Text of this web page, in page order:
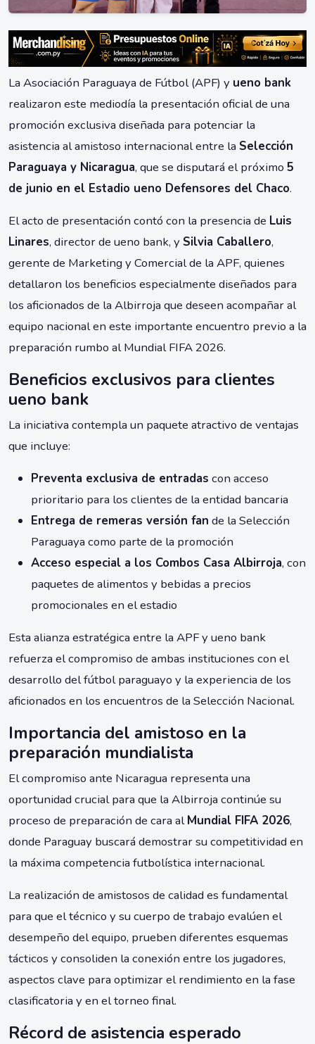
La Asociación Paraguaya de Fútbol (APF) y ueno bank
realizaron este mediodía la presentación oficial de una
promoción exclusiva diseñada para potenciar la
asistencia al amistoso internacional entre la Selección
Paraguaya y Nicaragua, que se disputará el próximo 5
de junio en el Estadio ueno Defensores del Chaco.
El acto de presentación contó con la presencia de Luis
Linares, director de ueno bank, y Silvia Caballero,
gerente de Marketing y Comercial de la APF, quienes
detallaron los beneficios especialmente diseñados para
los aficionados de la Albirroja que deseen acompañar al
equipo nacional en este importante encuentro previo a la
preparación rumbo al Mundial FIFA 2026.
Beneficios exclusivos para clientes
ueno bank
La iniciativa contempla un paquete atractivo de ventajas
que incluye:
Preventa exclusiva de entradas con acceso
prioritario para los clientes de la entidad bancaria
Entrega de remeras versión fan de la Selección
Paraguaya como parte de la promoción
Acceso especial a los Combos Casa Albirroja, con
paquetes de alimentos y bebidas a precios
promocionales en el estadio
Esta alianza estratégica entre la APF y ueno bank
refuerza el compromiso de ambas instituciones con el
desarrollo del fútbol paraguayo y la experiencia de los
aficionados en los encuentros de la Selección Nacional.
Importancia del amistoso en la
preparación mundialista
El compromiso ante Nicaragua representa una
oportunidad crucial para que la Albirroja continúe su
proceso de preparación de cara alMundial FIFA 2026,
donde Paraguay buscará demostrar su competitividad en
la máxima competencia futbolística internacional.
La realización de amistosos de calidad es fundamental
para que el técnico y su cuerpo de trabajo evalúen el
desempeño del equipo, prueben diferentes esquemas
tácticos y consoliden la conexión entre los jugadores,
aspectos clave para optimizar el rendimiento en la fase
clasificatoria y en el torneo final.
Récord de asistencia esperado